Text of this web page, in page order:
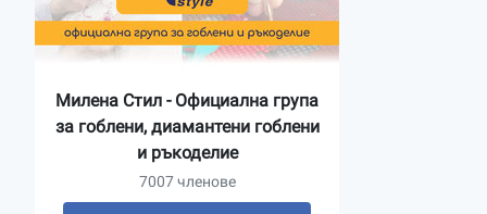
Милена Стил - Официална група
за гоблени, диамантени гоблени
и ръкоделие
7007 членове